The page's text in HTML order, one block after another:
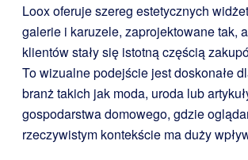
Loox oferuje szereg estetycznych
galerie i karuzele, zaprojektowane tak,
klientów stały się istotną częścią
To wizualne podejście jest doskonałe
branż takich jak moda, uroda lub
gospodarstwa domowego, gdzie
rzeczywistym kontekście ma duży